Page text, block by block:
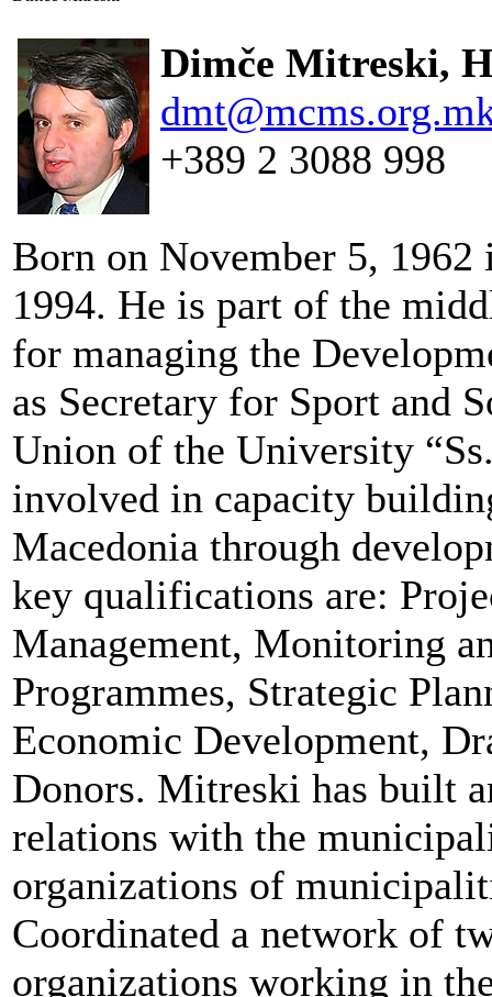
Dimče Mitreski,
+389 2 3088 998
Born on November 5,
1994. He is part of the
for managing the
as Secretary for Sport and
Union of the University
involved in capacity
Macedonia through
key qualifications are:
Management, Monitoring
Programmes, Strategic
Economic Development,
Donors. Mitreski has built
relations with the
organizations of
Coordinated a network of
organizations working in